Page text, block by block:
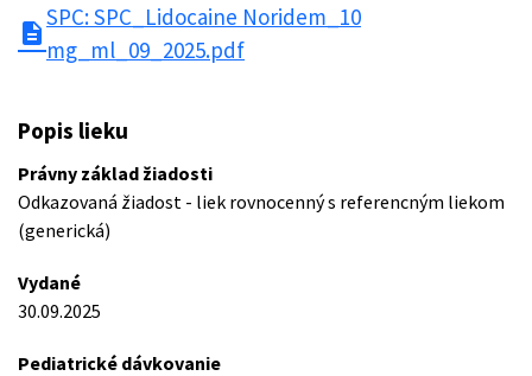
description
SPC: SPC_Lidocaine Noridem_10
mg_ml_09_2025.pdf
Popis lieku
Právny základ žiadosti
Odkazovaná žiadost - liek rovnocenný s referencným liekom
(generická)
Vydané
30.09.2025
Pediatrické dávkovanie